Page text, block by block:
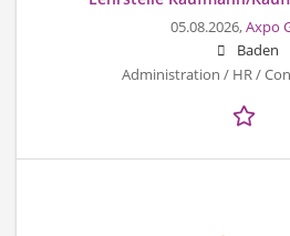
05.08.2026,Axpo
Baden
Administration / HR /